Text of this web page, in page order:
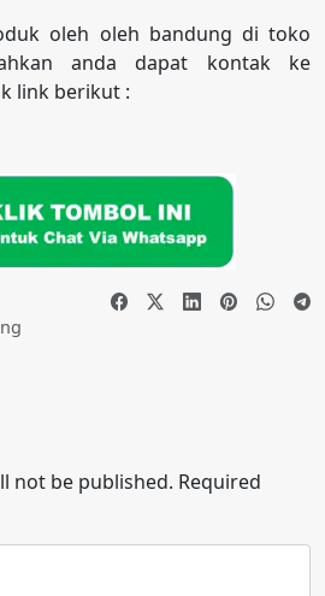
oleh oleh bandung di toko
anda dapat kontak ke
link berikut :
not be published. Required